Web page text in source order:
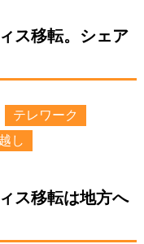
ス移転。シェア
テレワーク
し
ス移転は地方へ